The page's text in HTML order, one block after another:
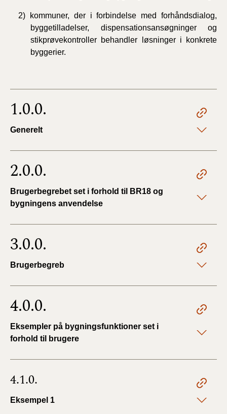
BR18 (1/1-30/6
2018)
BR15 (2015-2018)
2010)
2) kommuner, der i forbindelse med forhåndsdialog,
byggetilladelser, dispensationsansøgninger og
stikprøvekontroller behandler løsninger i konkrete
byggerier.
1.0.0.
Generelt
2.0.0.
Brugerbegrebet set i forhold til BR18 og
bygningens anvendelse
3.0.0.
Brugerbegreb
4.0.0.
Eksempler på bygningsfunktioner set i
forhold til brugere
4.1.0.
Eksempel 1